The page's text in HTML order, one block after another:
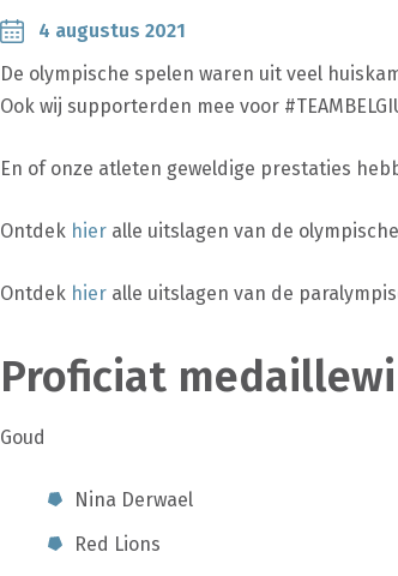
4 augustus 2021
De olympische spelen waren uit veel
Ook wij supporterden mee voor
En of onze atleten geweldige prestaties
Ontdek hier alle uitslagen van de
Ontdek hier alle uitslagen van de
Proficiat
Goud
Nina Derwael
Red Lions